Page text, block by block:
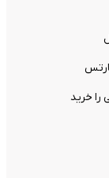
را خرید